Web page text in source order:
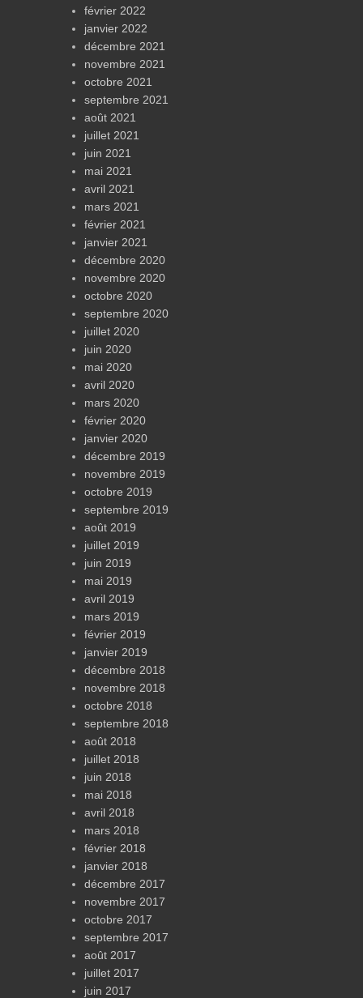
février 2022
janvier 2022
décembre 2021
novembre 2021
octobre 2021
septembre 2021
août 2021
juillet 2021
juin 2021
mai 2021
avril 2021
mars 2021
février 2021
janvier 2021
décembre 2020
novembre 2020
octobre 2020
septembre 2020
juillet 2020
juin 2020
mai 2020
avril 2020
mars 2020
février 2020
janvier 2020
décembre 2019
novembre 2019
octobre 2019
septembre 2019
août 2019
juillet 2019
juin 2019
mai 2019
avril 2019
mars 2019
février 2019
janvier 2019
décembre 2018
novembre 2018
octobre 2018
septembre 2018
août 2018
juillet 2018
juin 2018
mai 2018
avril 2018
mars 2018
février 2018
janvier 2018
décembre 2017
novembre 2017
octobre 2017
septembre 2017
août 2017
juillet 2017
juin 2017